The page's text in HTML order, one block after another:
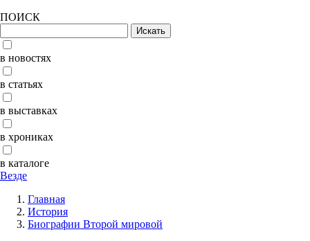
ПОИСК
в новостях
в статьях
в выставках
в хрониках
в каталоге
Везде
Главная
История
Биографии Второй мировой